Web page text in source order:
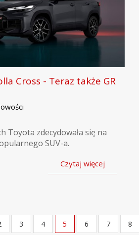
Cross - Teraz także GR
Toyota zdecydowała się na
SUV-a.
Czytaj więcej
3 4 5 6 7 8